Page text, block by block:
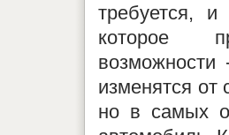
требуется,
которое
возможности
изменятся от
но в самых